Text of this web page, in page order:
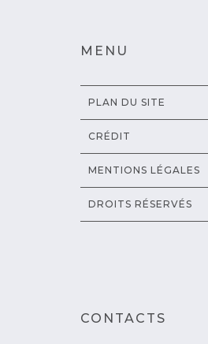
MENU
PLAN DU SITE
CRÉDIT
MENTIONS LÉGALES
DROITS RÉSERVÉS
CONTACTS